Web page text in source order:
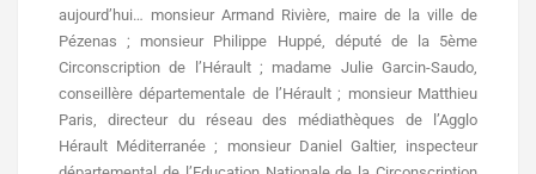
aujourd’hui… monsieur Armand Rivière, maire de la ville de
Pézenas ; monsieur Philippe Huppé, député de la 5ème
Circonscription de l’Hérault ; madame Julie Garcin-Saudo,
conseillère départementale de l’Hérault ; monsieur Matthieu
Paris, directeur du réseau des médiathèques de l’Agglo
Hérault Méditerranée ; monsieur Daniel Galtier, inspecteur